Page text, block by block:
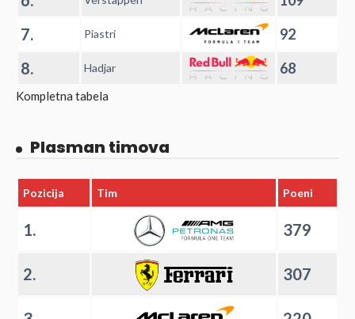
7. Piastri 92
8. Hadjar 68
Kompletna tabela
Plasman timova
Pozicija Tim Poeni
1. 379
2. 307